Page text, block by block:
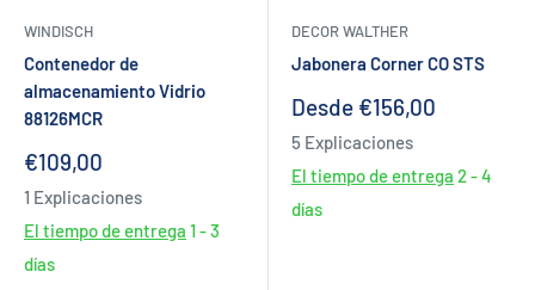
WINDISCH
Contenedor de
almacenamiento Vidrio
88126MCR
Precio
venta
€109,00
1 Explicaciones
El tiempo de entrega 1 - 3
días
DECOR WALTHER
Jabonera Corner CO STS
Precio
venta
Desde €156,00
5 Explicaciones
El tiempo de entrega 2 - 4
días